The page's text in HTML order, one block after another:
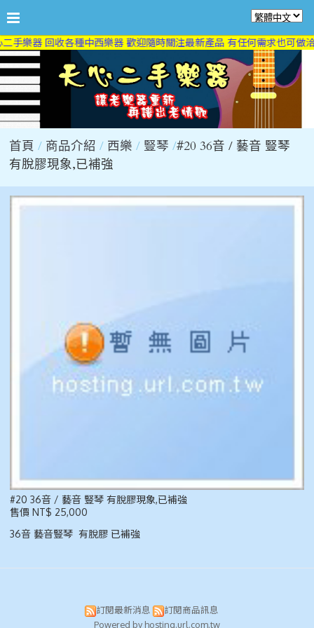
手樂器 回收各種中西樂器 歡迎隨時關注最新產品 有任何需求也可做洽
首頁 商品介紹 西樂 豎琴 #20 36音 / 藝音 豎琴
有脫膠現象,已補強
#20 36音 / 藝音 豎琴 有脫膠現象,已補強
售價 NT$ 25,000
36音 藝音豎琴 有脫膠 已補強
訂閱最新消息
訂閱商品訊息
Powered by hosting.url.com.tw